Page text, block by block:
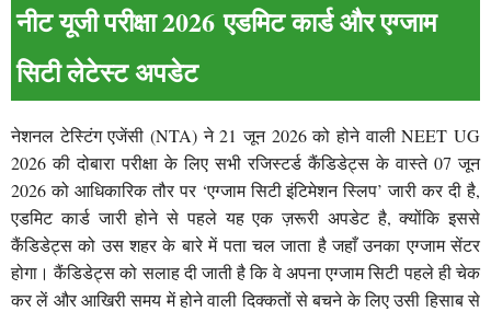
नीट यूजी परीक्षा 2026 एडमिट कार्ड और एग्जाम
सिटी लेटेस्ट अपडेट
नेशनल टेस्टिंग एजेंसी (NTA) ने 21 जून 2026 को होने वाली NEET UG
2026 की दोबारा परीक्षा के लिए सभी रजिस्टर्ड कैंडिडेट्स के वास्ते 07 जून
2026 को आधिकारिक तौर पर ‘एग्जाम सिटी इंटिमेशन स्लिप’ जारी कर दी है,
एडमिट कार्ड जारी होने से पहले यह एक ज़रूरी अपडेट है, क्योंकि इससे
कैंडिडेट्स को उस शहर के बारे में पता चल जाता है जहाँ उनका एग्जाम सेंटर
होगा। कैंडिडेट्स को सलाह दी जाती है कि वे अपना एग्जाम सिटी पहले ही चेक
कर लें और आखिरी समय में होने वाली दिक्कतों से बचने के लिए उसी हिसाब से